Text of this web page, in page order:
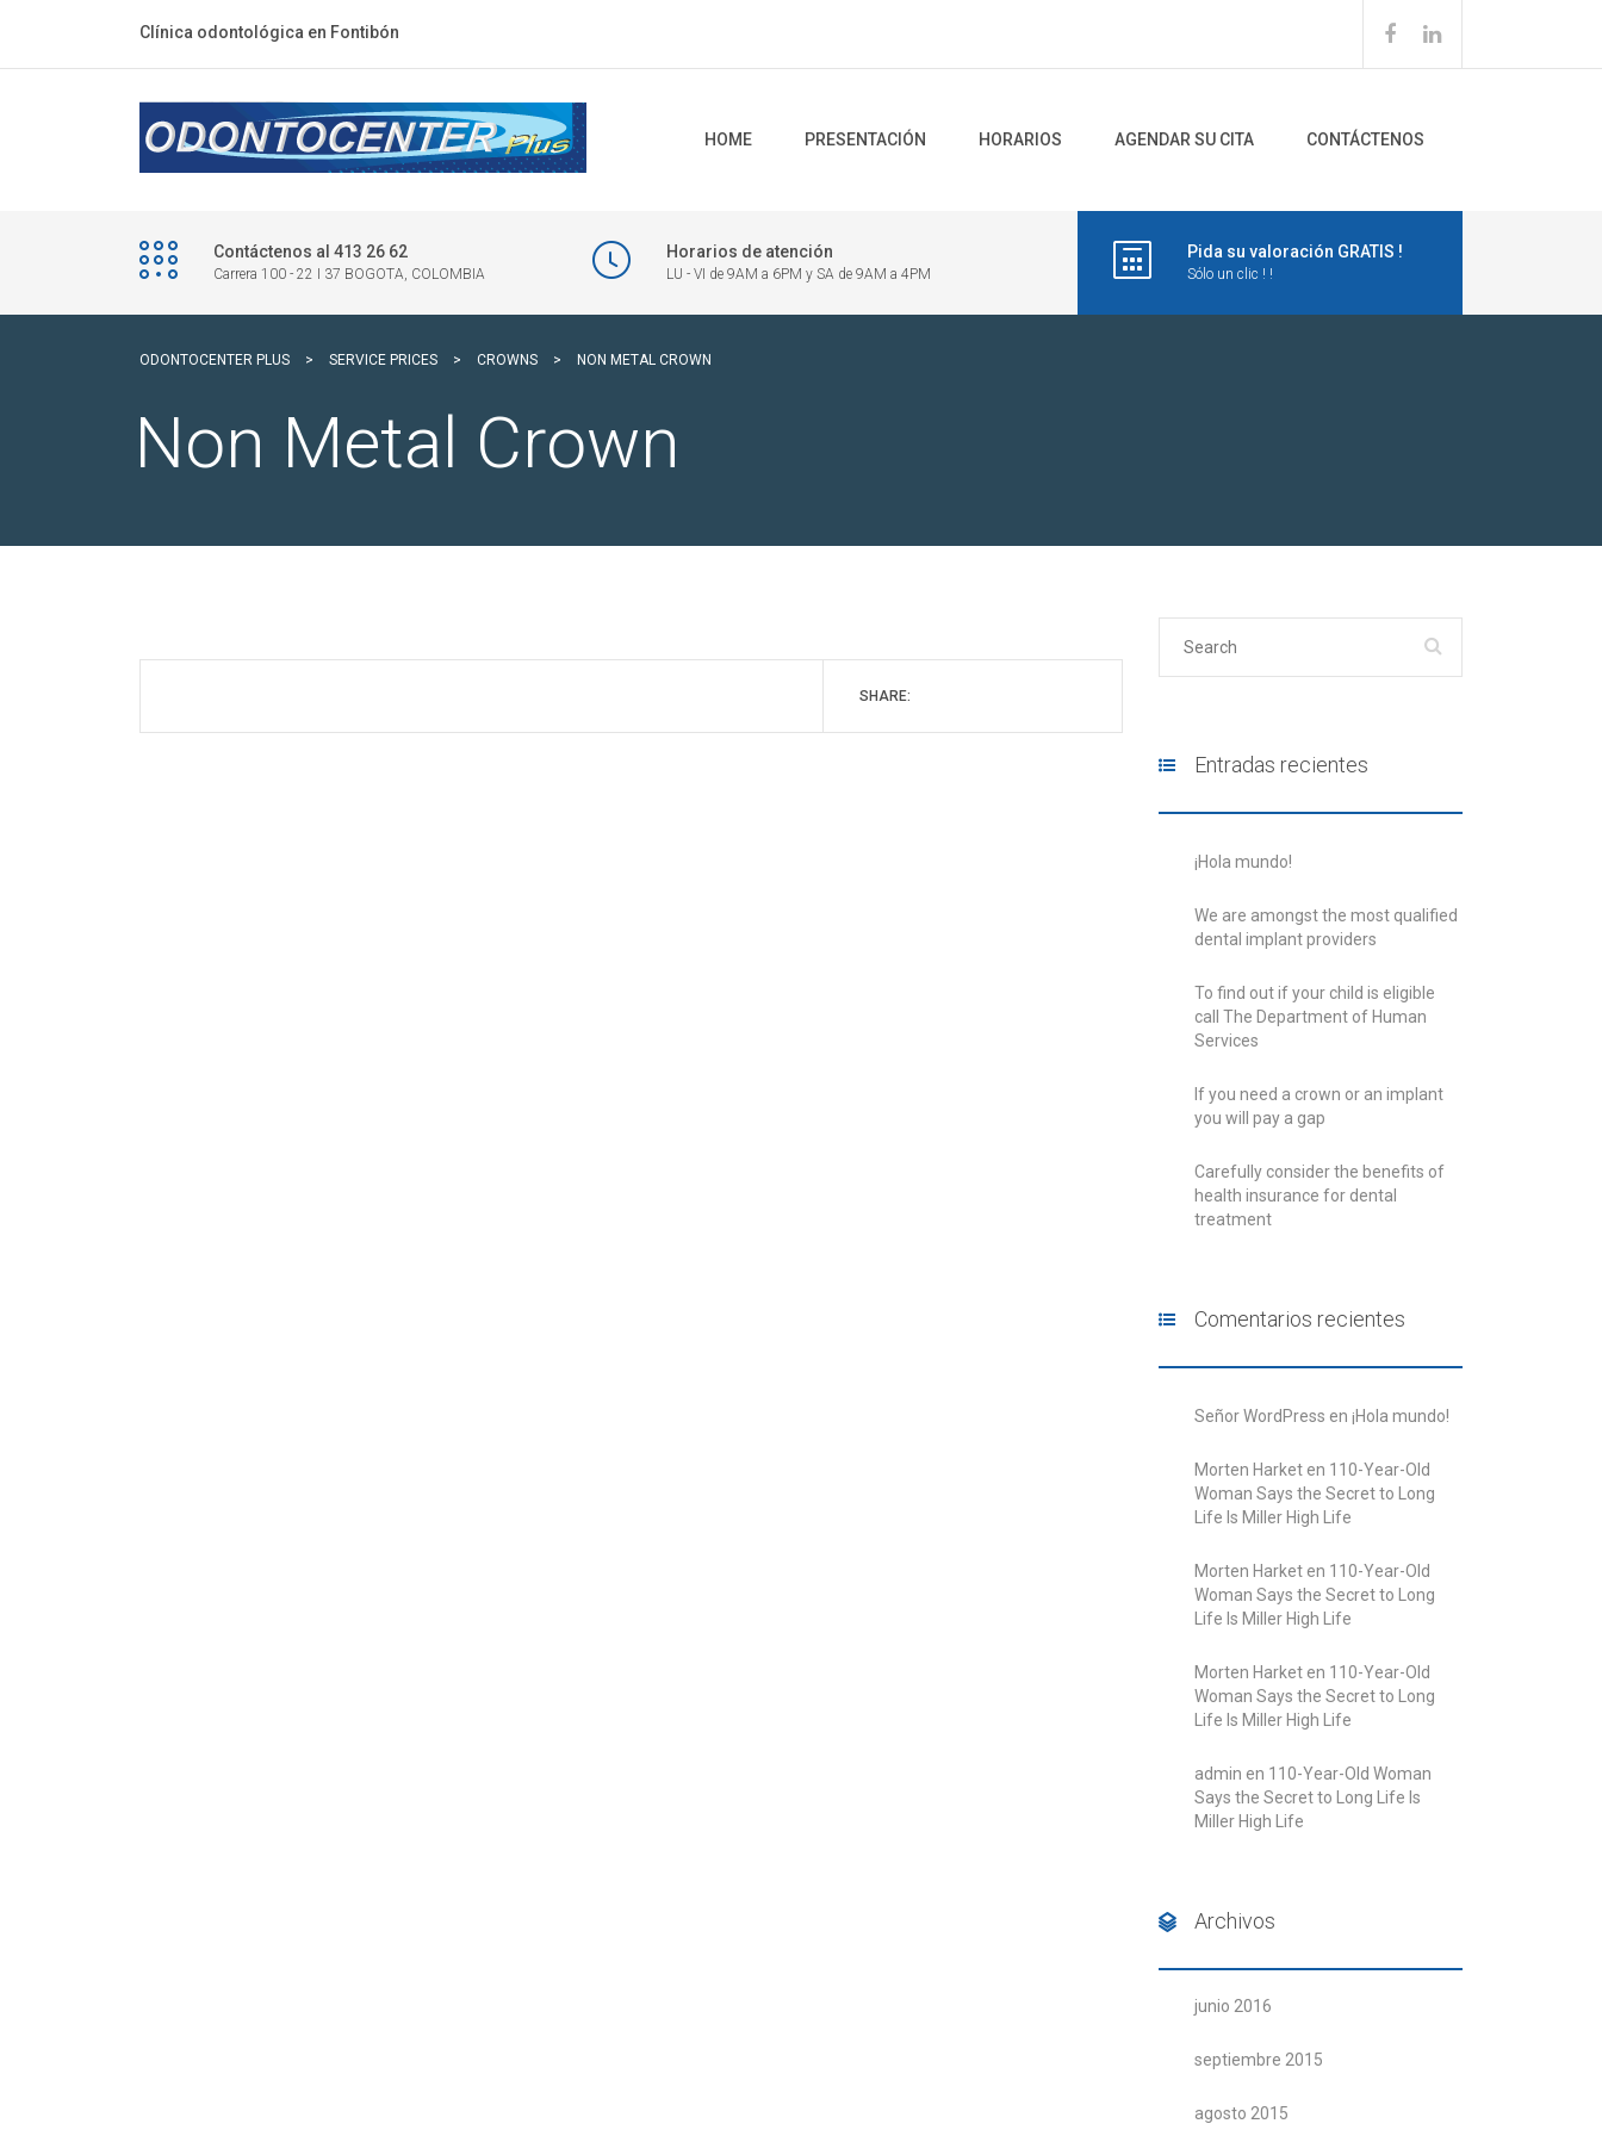
Clínica odontológica en Fontibón
HOME PRESENTACIÓN HORARIOS AGENDAR SU CITA CONTÁCTENOS
Contáctenos al 413 26 62
Carrera 100 - 22 I 37 BOGOTA, COLOMBIA
Horarios de atención
LU - VI de 9AM a 6PM y SA de 9AM a 4PM
Pida su valoración GRATIS !
Sólo un clic ! !
ODONTOCENTER PLUS > SERVICE PRICES > CROWNS > NON METAL CROWN
Non Metal Crown
SHARE:
Entradas recientes
¡Hola mundo!
We are amongst the most qualified
dental implant providers
To find out if your child is eligible
call The Department of Human
Services
If you need a crown or an implant
you will pay a gap
Carefully consider the benefits of
health insurance for dental
treatment
Comentarios recientes
Señor WordPress en ¡Hola mundo!
Morten Harket en 110-Year-Old
Woman Says the Secret to Long
Life Is Miller High Life
Morten Harket en 110-Year-Old
Woman Says the Secret to Long
Life Is Miller High Life
Morten Harket en 110-Year-Old
Woman Says the Secret to Long
Life Is Miller High Life
admin en 110-Year-Old Woman
Says the Secret to Long Life Is
Miller High Life
Archivos
junio 2016
septiembre 2015
agosto 2015